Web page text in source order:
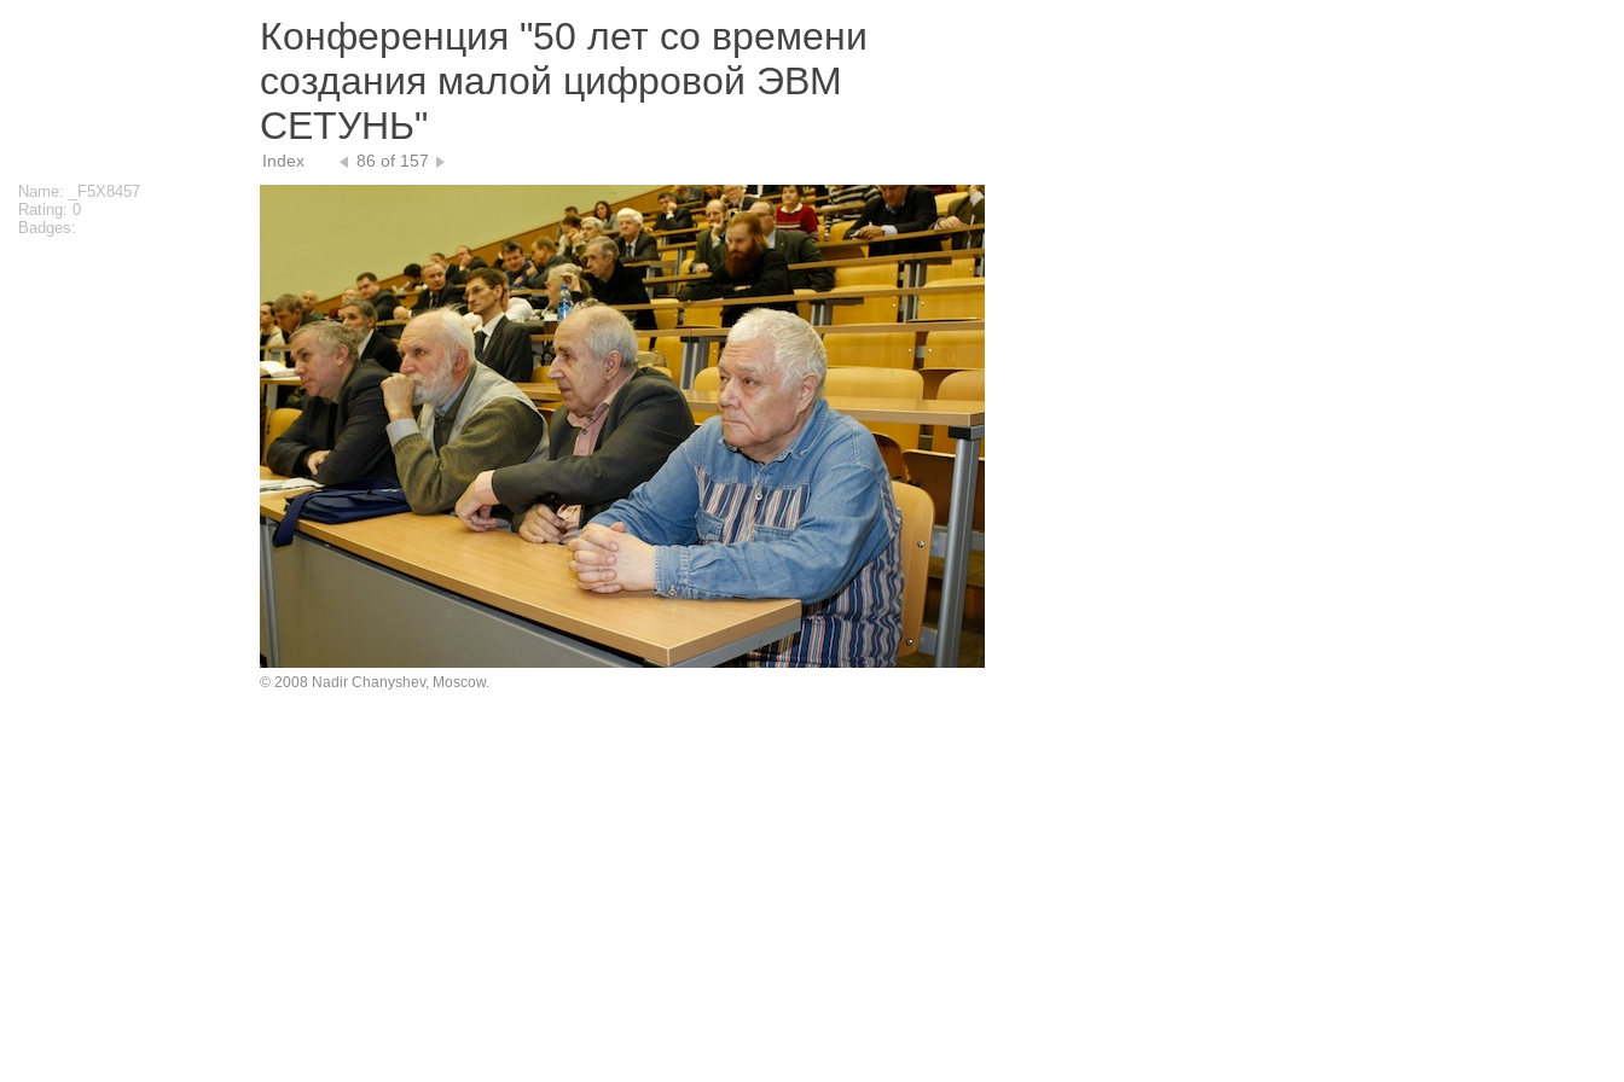
Конференция "50 лет со времени
создания малой цифровой ЭВМ
СЕТУНЬ"
Index 86 of 157
Name: _F5X8457
Rating: 0
Badges:
© 2008 Nadir Chanyshev, Moscow.